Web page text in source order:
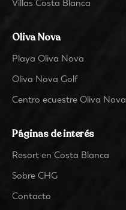
Villas Costa Blanca
Oliva Nova
Playa Oliva Nova
Oliva Nova Golf
Centro ecuestre Oliva Nova
Páginas de interés
Resort en Costa Blanca
Sobre CHG
Contacto